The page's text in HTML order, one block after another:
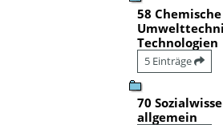
58
Technologien
5 Einträge
70
allgemein